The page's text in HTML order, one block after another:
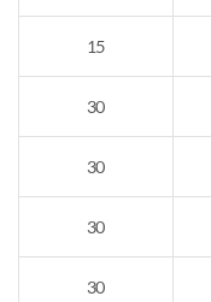
15
30
30
30
30